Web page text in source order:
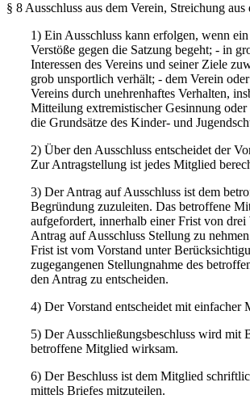
§ 8 Ausschluss aus dem Verein, Streichung
1) Ein Ausschluss kann erfolgen, wenn
Verstöße gegen die Satzung begeht; - in
Interessen des Vereins und seiner Ziele
grob unsportlich verhält; - dem Verein
Vereins durch unehrenhaftes Verhalten,
Mitteilung extremistischer Gesinnung oder
die Grundsätze des Kinder- und
2) Über den Ausschluss entscheidet der
Zur Antragstellung ist jedes Mitglied
3) Der Antrag auf Ausschluss ist dem
Begründung zuzuleiten. Das betroffene
aufgefordert, innerhalb einer Frist von drei
Antrag auf Ausschluss Stellung zu
Frist ist vom Vorstand unter
zugegangenen Stellungnahme des
den Antrag zu entscheiden.
4) Der Vorstand entscheidet mit einfacher
5) Der Ausschließungsbeschluss wird mit
betroffene Mitglied wirksam.
6) Der Beschluss ist dem Mitglied
mittels Briefes mitzuteilen.